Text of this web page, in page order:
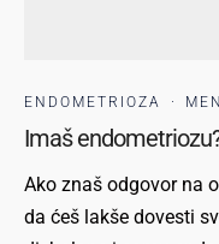
ENDOMETRIOZA ·
Imaš
Ako znaš odgovor na
da ćeš lakše dovesti